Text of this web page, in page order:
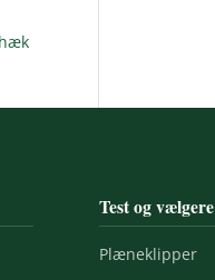
Test og vælgere
Plæneklipper